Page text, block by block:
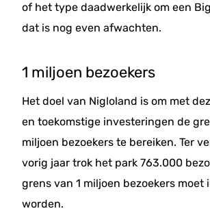
of het type daadwerkelijk om een
dat is nog even afwachten.
1 miljoen bezoekers
Het doel van Nigloland is om met
en toekomstige investeringen de
miljoen bezoekers te bereiken. Ter
vorig jaar trok het park 763.000
grens van 1 miljoen bezoekers moet
worden.